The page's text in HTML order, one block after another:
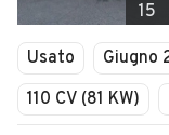
15
Usato Giugno
110 CV (81 KW)